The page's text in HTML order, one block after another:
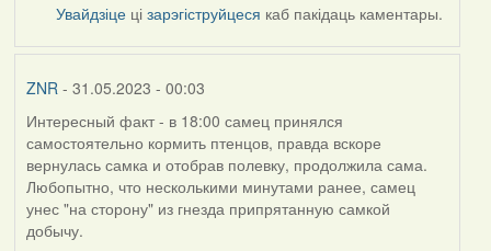
Увайдзіце цізарэгіструйцеся каб пакідаць каментары.
ZNR- 31.05.2023 - 00:03
Интересный факт - в 18:00 самец принялся
самостоятельно кормить птенцов, правда вскоре
вернулась самка и отобрав полевку, продолжила сама.
Любопытно, что несколькими минутами ранее, самец
унес "на сторону" из гнезда припрятанную самкой
добычу.